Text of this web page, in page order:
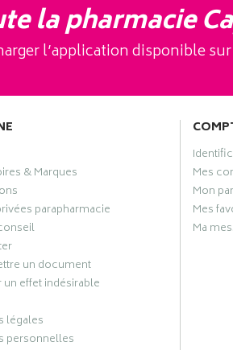
la pharmacie
l’application disponible
& Marques
parapharmacie
un document
effet indésirable
légales
personnelles
Mes
Mon
Mes
Ma